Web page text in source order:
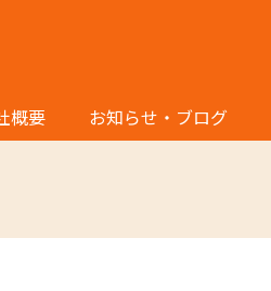
概要 お知らせ・ブログ
施工事例